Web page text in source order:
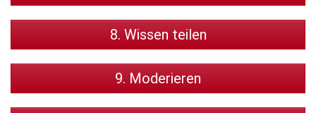
8. Wissen teilen
9. Moderieren